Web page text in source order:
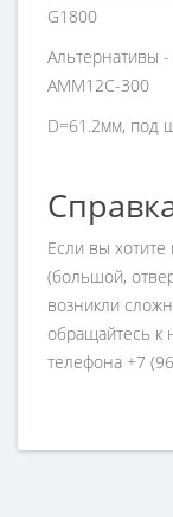
G1800
Альтернативы
AMM12C-300
D=61.2мм, под
Если вы хотите
(большой,
возникли
обращайтесь
телефона +7